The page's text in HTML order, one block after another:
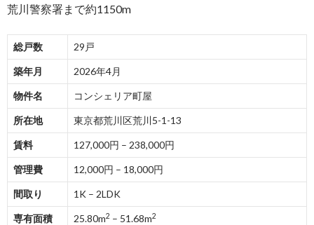
荒川警察署まで約1150m
総戸数 29戸
築年月 2026年4月
物件名 コンシェリア町屋
所在地 東京都荒川区荒川5-1-13
賃料 127,000円 – 238,000円
管理費 12,000円 – 18,000円
間取り 1K – 2LDK
専有面積 25.80m2 – 51.68m2